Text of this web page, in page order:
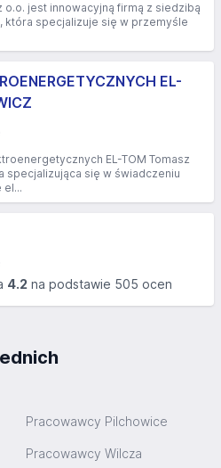
o.o. jest innowacyjną firmą z siedzibą
która specjalizuje się w przemyśle
EL-
EL-TOM Tomasz
specjalizująca się w świadczeniu
el...
4.2 na podstawie 505 ocen
Pracowawcy Pilchowice
Pracowawcy Wilcza